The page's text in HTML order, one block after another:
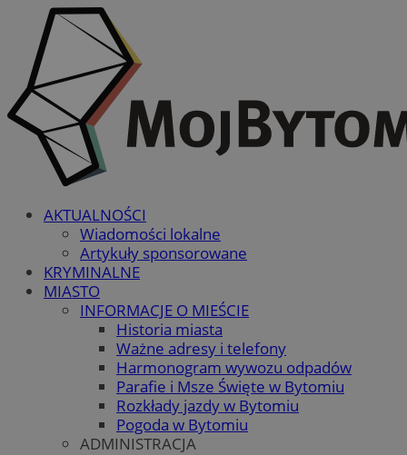
AKTUALNOŚCI
Wiadomości lokalne
Artykuły sponsorowane
KRYMINALNE
MIASTO
INFORMACJE O MIEŚCIE
Historia miasta
Ważne adresy i telefony
Harmonogram wywozu odpadów
Parafie i Msze Święte w Bytomiu
Rozkłady jazdy w Bytomiu
Pogoda w Bytomiu
ADMINISTRACJA